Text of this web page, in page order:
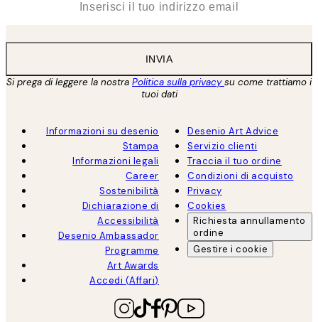
INVIA
Si prega di leggere la nostra Politica sulla privacysu come trattiamo i
tuoi dati
Informazioni su desenio
Stampa
Informazioni legali
Career
Sostenibilità
Dichiarazione di
Accessibilità
Desenio Ambassador
Programme
Art Awards
Accedi (Affari)
Desenio Art Advice
Servizio clienti
Traccia il tuo ordine
Condizioni di acquisto
Privacy
Cookies
Richiesta annullamento
ordine
Gestire i cookie